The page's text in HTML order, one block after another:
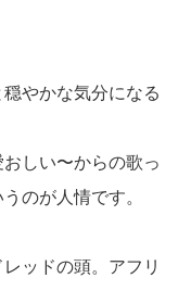
やかな気分になる
しい〜からの歌っ
のが人情です。
ッドの頭。アフリ